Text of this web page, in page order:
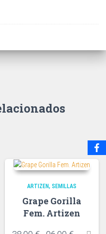
ARTIZEN SEMILLAS
Grape Gorilla
Fem. Artizen